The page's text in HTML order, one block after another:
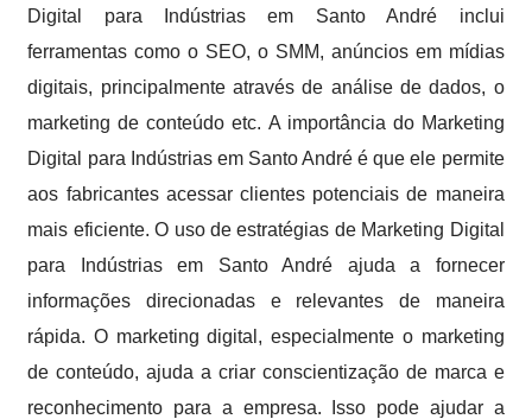
Digital para Indústrias em Santo André inclui
ferramentas como o SEO, o SMM, anúncios em mídias
digitais, principalmente através de análise de dados, o
marketing de conteúdo etc. A importância do Marketing
Digital para Indústrias em Santo André é que ele permite
aos fabricantes acessar clientes potenciais de maneira
mais eficiente. O uso de estratégias de Marketing Digital
para Indústrias em Santo André ajuda a fornecer
informações direcionadas e relevantes de maneira
rápida. O marketing digital, especialmente o marketing
de conteúdo, ajuda a criar conscientização de marca e
reconhecimento para a empresa. Isso pode ajudar a